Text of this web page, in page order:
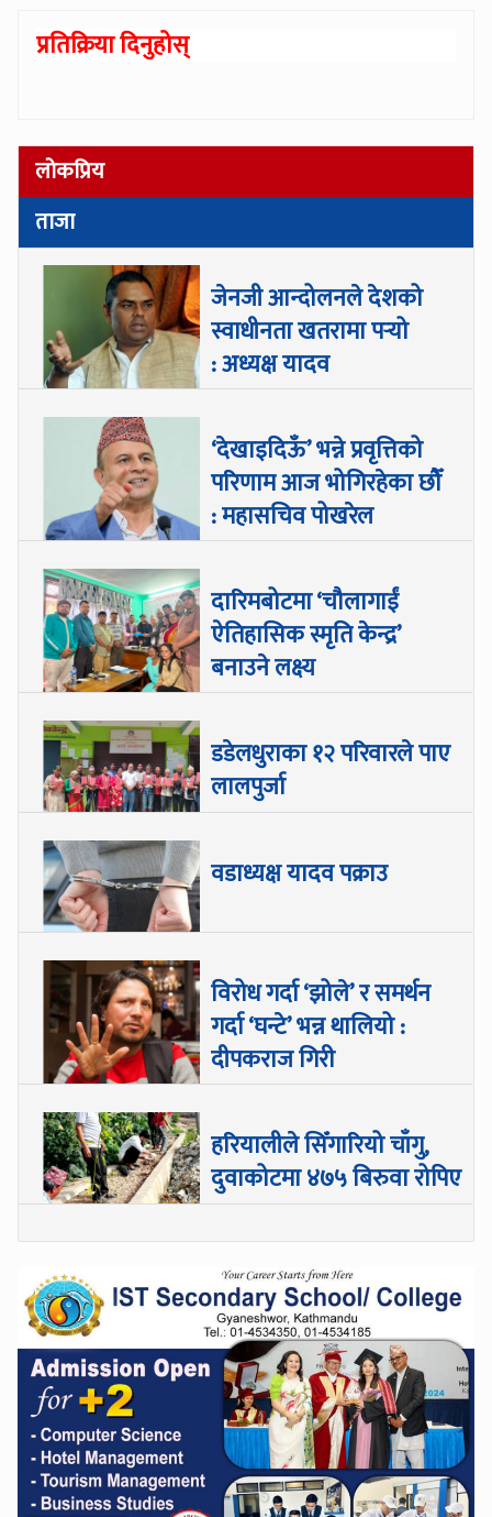
प्रतिक्रिया दिनुहोस्
लोकप्रिय
ताजा
जेनजी आन्दोलनले देशको
स्वाधीनता खतरामा पर्‍यो
: अध्यक्ष यादव
‘देखाइदिऊँ’ भन्ने प्रवृत्तिको
परिणाम आज भोगिरहेका छौँ
: महासचिव पोखरेल
दारिमबोटमा ‘चौलागाईं
ऐतिहासिक स्मृति केन्द्र’
बनाउने लक्ष्य
डडेलधुराका १२ परिवारले पाए
लालपुर्जा
वडाध्यक्ष यादव पक्राउ
विरोध गर्दा ‘झोले’ र समर्थन
गर्दा ‘घन्टे’ भन्न थालियो :
दीपकराज गिरी
हरियालीले सिँगारियो चाँगु,
दुवाकोटमा ४७५ बिरुवा रोपिए